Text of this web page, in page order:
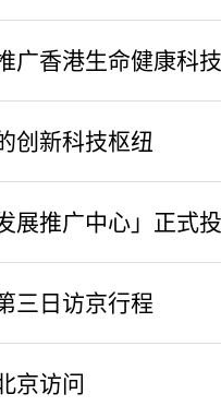
广香港生命健康科
创新科技枢纽
展推广中心」正式
三日访京行程
京访问